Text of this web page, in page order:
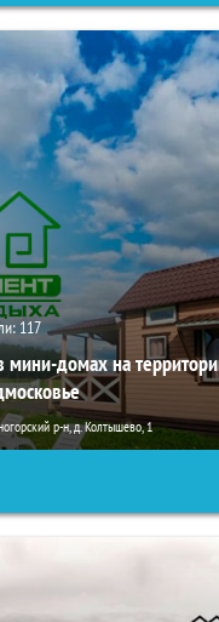
117
домах на
р-н, д. Колтышево, 1